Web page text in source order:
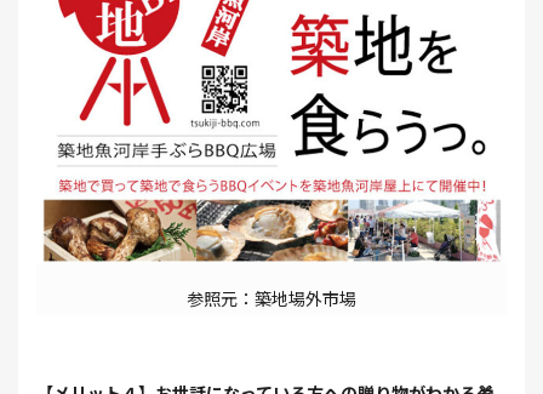
参照元：築地場外市場